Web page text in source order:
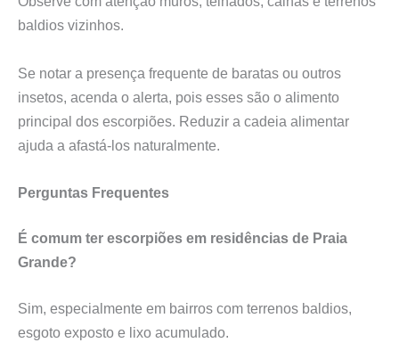
baldios vizinhos.
Se notar a presença frequente de baratas ou outros
insetos, acenda o alerta, pois esses são o alimento
principal dos escorpiões. Reduzir a cadeia alimentar
ajuda a afastá-los naturalmente.
Perguntas Frequentes
É comum ter escorpiões em residências de Praia
Grande?
Sim, especialmente em bairros com terrenos baldios,
esgoto exposto e lixo acumulado.